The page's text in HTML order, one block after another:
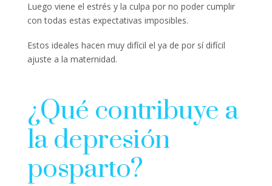
Luego viene el estrés y la culpa por no poder cumplir
con todas estas expectativas imposibles.
Estos ideales hacen muy difícil el ya de por sí difícil
ajuste a la maternidad.
¿Qué contribuye a
la depresión
posparto?